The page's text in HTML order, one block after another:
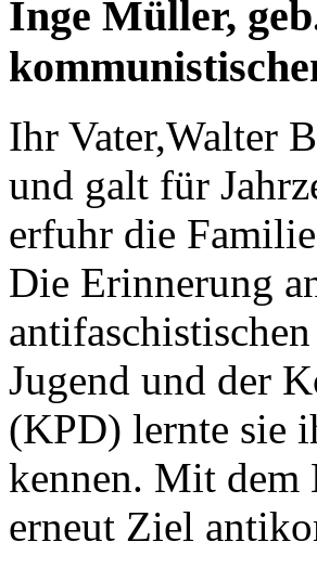
Inge Müller,
Ihr Vater,Walter
und galt für
erfuhr die
Die Erinnerung
Jugend und der
(KPD) lernte sie
kennen. Mit dem
erneut Ziel